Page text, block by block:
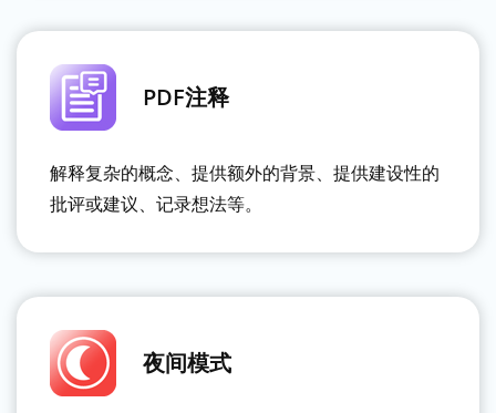
PDF注释
解释复杂的概念、提供额外的背景、提供建设性的
批评或建议、记录想法等。
夜间模式